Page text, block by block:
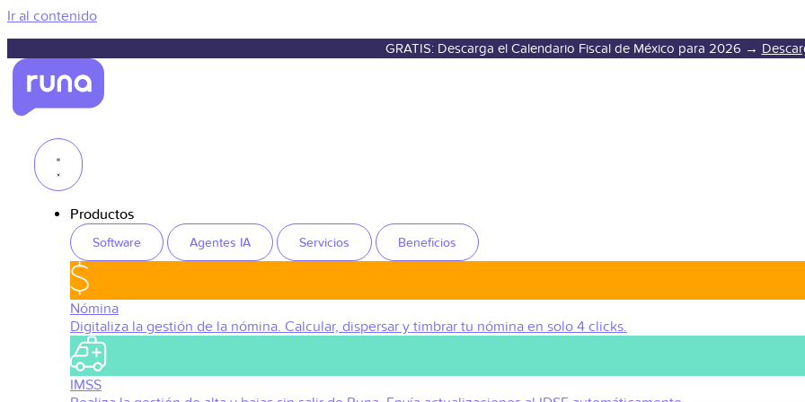
Ir al contenido
GRATIS: Descarga el Calendario Fiscal de México para 2026 →
Productos
Software Agentes IA Servicios Beneficios
Nómina
Digitaliza la gestión de la nómina. Calcular, dispersar y timbrar tu nómina en solo 4 clicks.
IMSS